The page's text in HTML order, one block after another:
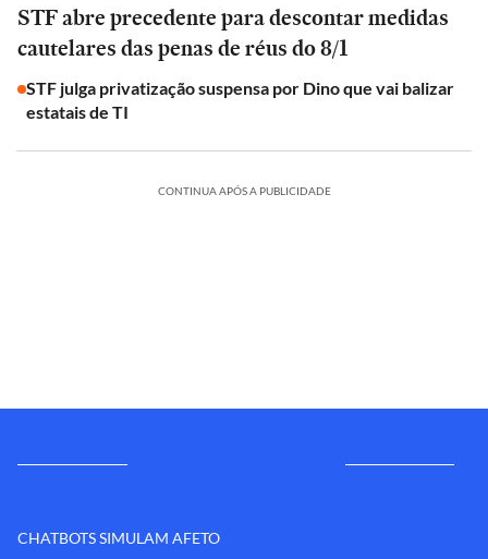
STF abre precedente para descontar medidas
cautelares das penas de réus do 8/1
STF julga privatização suspensa por Dino que vai balizar
estatais de TI
CONTINUA APÓS A PUBLICIDADE
CHATBOTS SIMULAM AFETO